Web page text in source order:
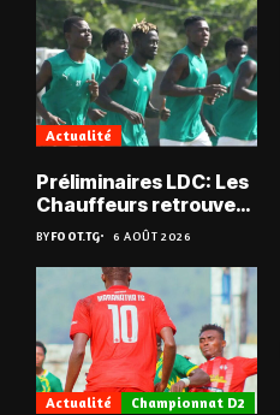
Actualité
Préliminaires LDC: Les
Chauffeurs retrouvent
les Mimos
BYFOOT.TG 6 AOÛT 2026
Actualité Championnat D2